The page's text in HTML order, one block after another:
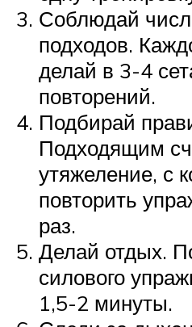
Соблюдай
подходов.
делай в 3-4
повторений.
Подбирай
Подходящим
утяжеление, с
повторить
раз.
Делай отдых.
силового
1,5-2 минуты.